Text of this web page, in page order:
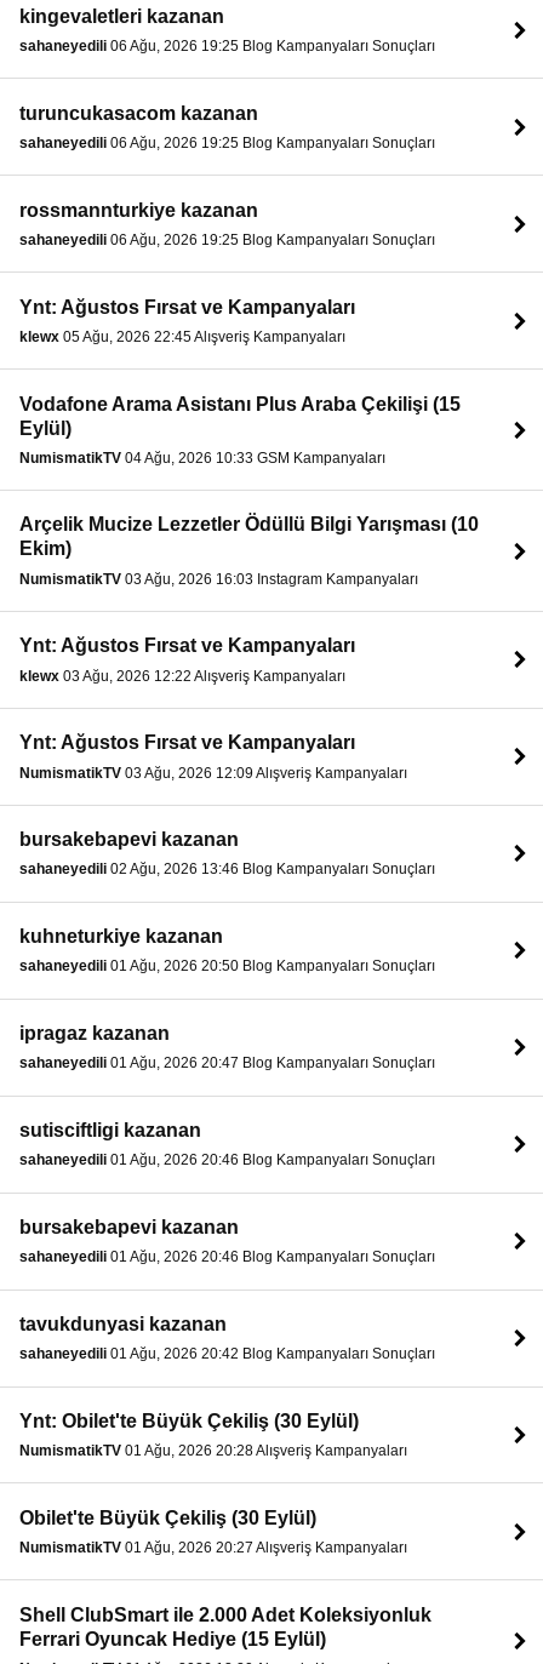
kingevaletleri kazanan
sahaneyedili 06 Ağu, 2026 19:25 Blog Kampanyaları Sonuçları
turuncukasacom kazanan
sahaneyedili 06 Ağu, 2026 19:25 Blog Kampanyaları Sonuçları
rossmannturkiye kazanan
sahaneyedili 06 Ağu, 2026 19:25 Blog Kampanyaları Sonuçları
Ynt: Ağustos Fırsat ve Kampanyaları
klewx 05 Ağu, 2026 22:45 Alışveriş Kampanyaları
Vodafone Arama Asistanı Plus Araba Çekilişi (15
Eylül)
NumismatikTV 04 Ağu, 2026 10:33 GSM Kampanyaları
Arçelik Mucize Lezzetler Ödüllü Bilgi Yarışması (10
Ekim)
NumismatikTV 03 Ağu, 2026 16:03 Instagram Kampanyaları
Ynt: Ağustos Fırsat ve Kampanyaları
klewx 03 Ağu, 2026 12:22 Alışveriş Kampanyaları
Ynt: Ağustos Fırsat ve Kampanyaları
NumismatikTV 03 Ağu, 2026 12:09 Alışveriş Kampanyaları
bursakebapevi kazanan
sahaneyedili 02 Ağu, 2026 13:46 Blog Kampanyaları Sonuçları
kuhneturkiye kazanan
sahaneyedili 01 Ağu, 2026 20:50 Blog Kampanyaları Sonuçları
ipragaz kazanan
sahaneyedili 01 Ağu, 2026 20:47 Blog Kampanyaları Sonuçları
sutisciftligi kazanan
sahaneyedili 01 Ağu, 2026 20:46 Blog Kampanyaları Sonuçları
bursakebapevi kazanan
sahaneyedili 01 Ağu, 2026 20:46 Blog Kampanyaları Sonuçları
tavukdunyasi kazanan
sahaneyedili 01 Ağu, 2026 20:42 Blog Kampanyaları Sonuçları
Ynt: Obilet'te Büyük Çekiliş (30 Eylül)
NumismatikTV 01 Ağu, 2026 20:28 Alışveriş Kampanyaları
Obilet'te Büyük Çekiliş (30 Eylül)
NumismatikTV 01 Ağu, 2026 20:27 Alışveriş Kampanyaları
Shell ClubSmart ile 2.000 Adet Koleksiyonluk
Ferrari Oyuncak Hediye (15 Eylül)